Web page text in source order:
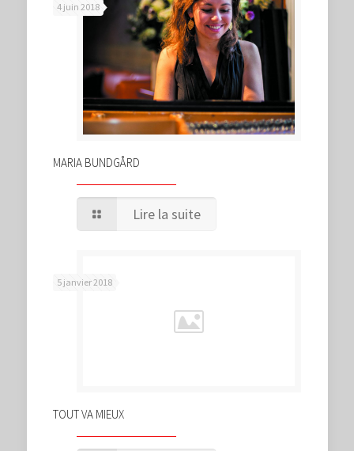
4 juin 2018
MARIA BUNDGÅRD
Lire la suite
5 janvier 2018
TOUT VA MIEUX